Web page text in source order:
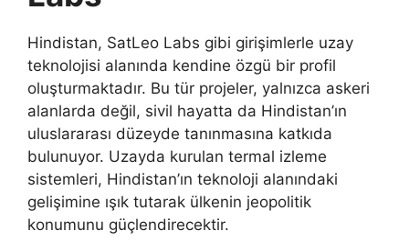
Hindistan, SatLeo Labs gibi girişimlerle uzay
teknolojisi alanında kendine özgü bir profil
oluşturmaktadır. Bu tür projeler, yalnızca askeri
alanlarda değil, sivil hayatta da Hindistan’ın
uluslararası düzeyde tanınmasına katkıda
bulunuyor. Uzayda kurulan termal izleme
sistemleri, Hindistan’ın teknoloji alanındaki
gelişimine ışık tutarak ülkenin jeopolitik
konumunu güçlendirecektir.